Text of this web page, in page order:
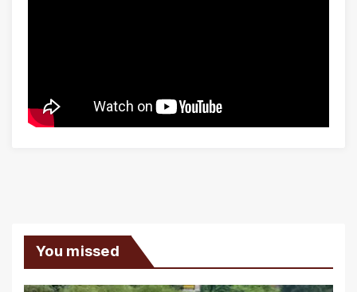
You missed